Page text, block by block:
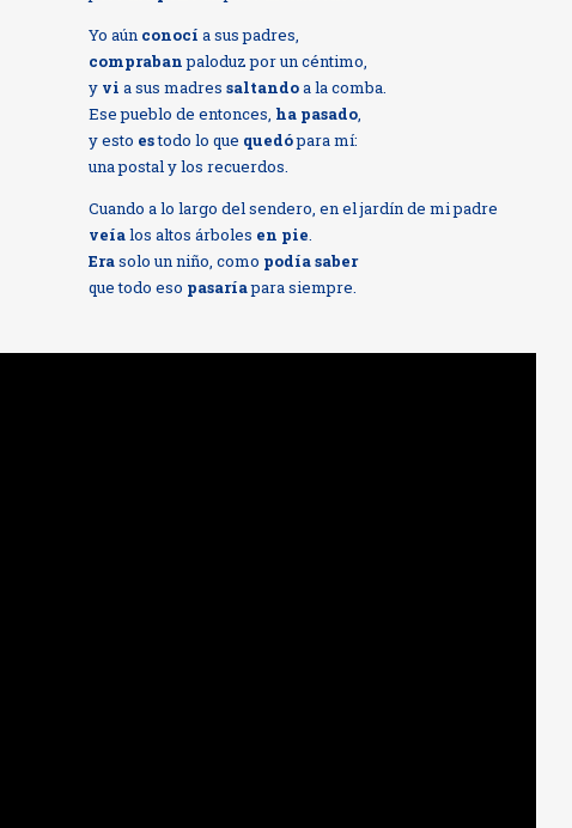
Yo aún conocía sus padres,
comprabanpaloduz por un céntimo,
y vi a sus madressaltandoa la comba.
Ese pueblo de entonces,ha pasado,
y esto estodo lo que quedópara mí:
una postal y los recuerdos.
Cuando a lo largo del sendero, en el jardín de mi padre
veíalos altos árboles en pie.
Erasolo un niño, como podía saber
que todo eso pasaríapara siempre.